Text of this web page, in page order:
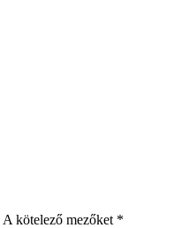
A kötelező mezőket *